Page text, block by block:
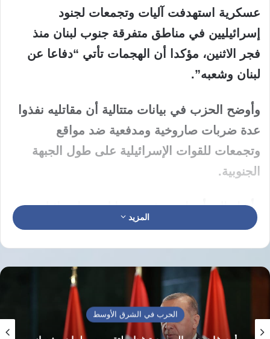
عسكرية استهدفت آليات وتجمعات لجنود
إسرائيليين في مناطق متفرقة جنوب لبنان منذ
فجر الاثنين، مؤكدا أن الهجمات تأتي “دفاعا عن
لبنان وشعبه”.
وأوضح الحزب في بيانات متتالية أن مقاتليه نفذوا
عدة ضربات صاروخية ومدفعية ضد مواقع
وتجمعات للقوات الإسرائيلية على طول الجبهة
الجنوبية.
وأشار إلى أنه استهدفتجمعا لجنود إسرائيليين
في موقع هضبة العجل شمال مستوطنة كفاريوفال
بصليات صاروخية مرتين متتاليتين.
كما أعلن استهداف تجمع آخر للجنود الإسرائيليين
عند بوابة هونينالمقابلة لبلدة مركبا الحدودية في
جنوب لبنان.
المزيد
الحرب في الشرق الأوسط